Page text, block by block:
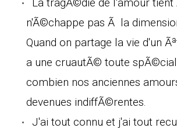
n'Ã©chappe pas Ã la
Quand on partage la vie d'un
a une cruautÃ© toute
combien nos anciennes
devenues indiffÃ©rentes.
J'ai tout connu et j'ai tout